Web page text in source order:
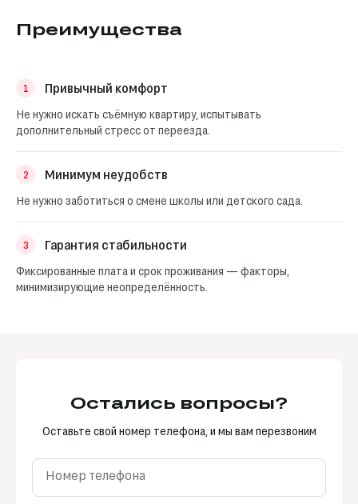
Преимущества
1 Привычный комфорт
Не нужно искать съёмную квартиру, испытывать
дополнительный стресс от переезда.
2 Минимум неудобств
Не нужно заботиться о смене школы или детского сада.
3 Гарантия стабильности
Фиксированные плата и срок проживания — факторы,
минимизирующие неопределённость.
Остались вопросы?
Оставьте свой номер телефона, и мы вам перезвоним
Номер телефона